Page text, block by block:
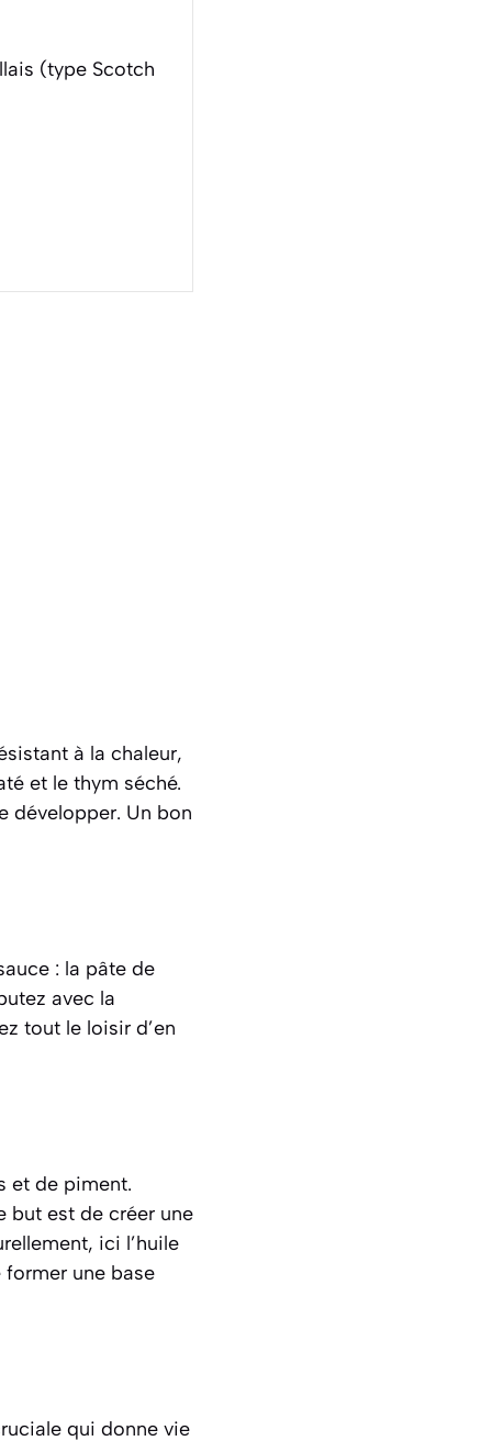
(type Scotch
à la chaleur,
et le thym séché.
développer. Un bon
: la pâte de
avec la
tout le loisir d’en
et de piment.
but est de créer une
ici l’huile
former une base
qui donne vie